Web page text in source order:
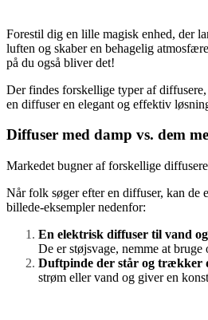
Forestil dig en lille magisk enhed, der
luften og skaber en behagelig
på du også bliver det!
Der findes forskellige typer af
en diffuser en elegant og effektiv
Diffuser med damp vs. dem
Markedet bugner af forskellige
Når folk søger efter en diffuser, kan de
billede-eksempler nedenfor:
En elektrisk diffuser til vand
De er støjsvage, nemme at
Duftpinde der står og trækker
strøm eller vand og giver en